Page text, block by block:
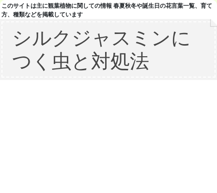
このサイトは主に観葉植物に関しての情報 春夏秋冬や誕生日の花言葉一覧、育て
方、種類などを掲載しています
シルクジャスミンに
つく虫と対処法